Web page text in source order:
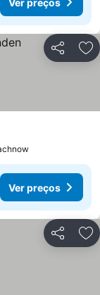
Partilhar
Ver preços
Partilhar